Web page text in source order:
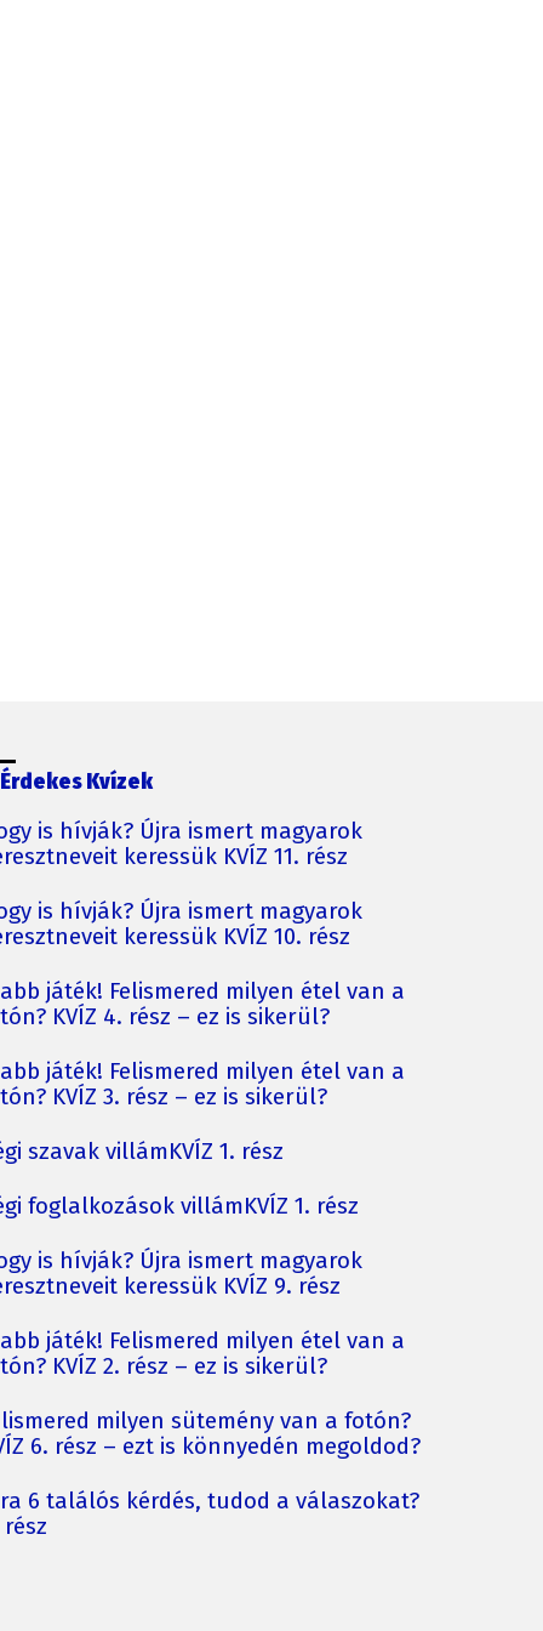
Érdekes Kvízek
is hívják? Újra ismert magyarok
keressük KVÍZ 11. rész
is hívják? Újra ismert magyarok
keressük KVÍZ 10. rész
játék! Felismered milyen étel van a
KVÍZ 4. rész – ez is sikerül?
játék! Felismered milyen étel van a
KVÍZ 3. rész – ez is sikerül?
szavak villámKVÍZ 1. rész
foglalkozások villámKVÍZ 1. rész
is hívják? Újra ismert magyarok
keressük KVÍZ 9. rész
játék! Felismered milyen étel van a
KVÍZ 2. rész – ez is sikerül?
milyen sütemény van a fotón?
6. rész – ezt is könnyedén megoldod?
6 találós kérdés, tudod a válaszokat?